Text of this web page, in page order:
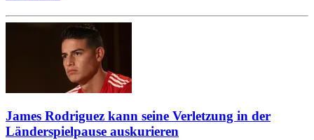
James Rodriguez kann seine Verletzung in der
Länderspielpause auskurieren